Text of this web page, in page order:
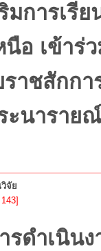
การเรีย
อ เข้าร่
าชสักกา
ะนารายณ์
จัย
รดำเนินง